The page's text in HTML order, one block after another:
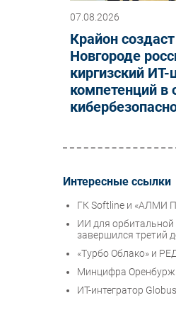
07.08.2026
Крайон
Новгороде
киргизский ИТ-
компетенций в
Интересные ссылки
ГК Softline и «АЛМИ
ИИ для орбитальной
завершился третий
«Турбо Облако» и
Минцифра
ИТ-интегратор